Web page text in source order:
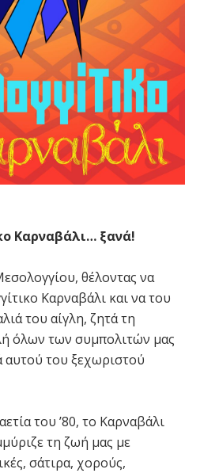
Καρναβάλι… ξανά!
θέλοντας να
Καρναβάλι και να του
του αίγλη, ζητά τη
όλων των συμπολιτών μας
του ξεχωριστού
του ’80, το Καρναβάλι
τη ζωή μας με
σάτιρα, χορούς,